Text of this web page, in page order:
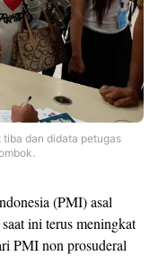
tiba dan didata petugas
(PMI) asal
ini terus meningkat
PMI non prosuderal